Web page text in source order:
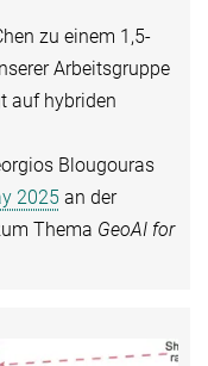
zu einem 1,5-
Arbeitsgruppe
auf hybriden
Blougouras
2025 an der
Thema GeoAI for